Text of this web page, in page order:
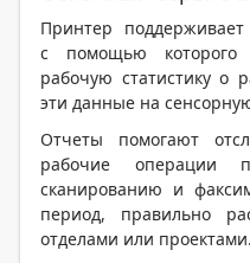
Принтер
с помощью которого
рабочую статистику о
эти данные на
Отчеты помогают
рабочие операции
сканированию и
период, правильно
отделами или проектами.